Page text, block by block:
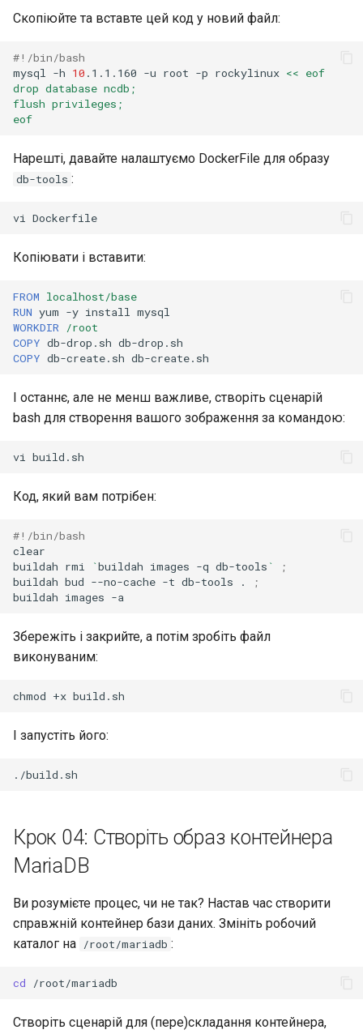
Скопіюйте та вставте цей код у новий файл:
#!/bin/bash
mysql
-h 10 .1.1.160 -u root -p rockylinux << eof
drop database ncdb;
flush privileges;
eof
Нарешті, давайте налаштуємо DockerFile для образу
db-tools :
vi
Копіювати і вставити:
FROM localhost/base
RUN yum -y install
WORKDIR
/root
COPY db-drop.sh
COPY db-create.sh
І останнє, але не менш важливе, створіть сценарій
bash для створення вашого зображення за командою:
vi
Код, який вам потрібен:
#!/bin/bash
clear
buildah rmi `buildah images -q db-tools `
;
buildah bud --no-cache -t db-tools .
;
buildah images
Збережіть і закрийте, а потім зробіть файл
виконуваним:
chmod +x
І запустіть його:
Крок 04: Створіть образ контейнера
MariaDB
Ви розумієте процес, чи не так? Настав час створити
справжній контейнер бази даних. Змініть робочий
каталог на /root/mariadb :
cd
Створіть сценарій для (пере)складання контейнера,